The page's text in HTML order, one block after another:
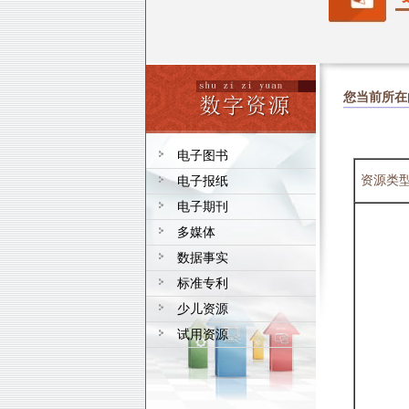
电子图书
电子报纸
电子期刊
多媒体
数据事实
标准专利
少儿资源
试用资源
您当前所
资源类